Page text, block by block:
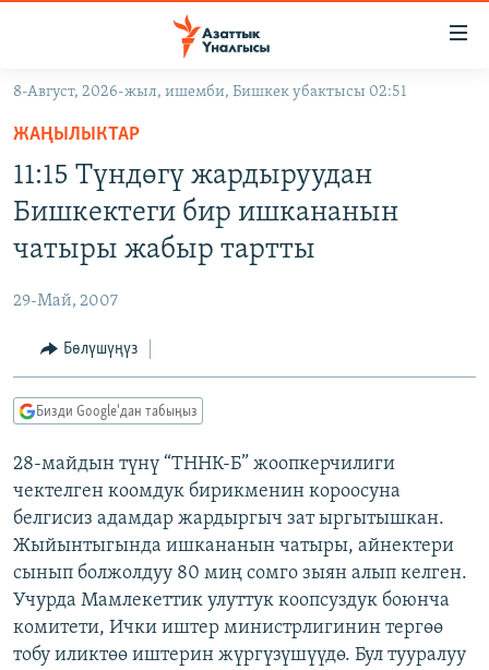
Навигацияга
өтүңүз
салыңызКЫРГЫЗСТАН
МАДАНИЯТ
ТВ ПРОГРАММАЛАР
БҮГҮН АЗАТТЫКТА
ДАНИСТЕ
АЗАТТЫК+
ЫҢГАЙСЫЗ СУРООЛОР
ПОДКАСТ
ОНЛАЙН ШЕРИНЕ
ЭЕ/АРнун бардык сайттары
8-Август, 2026-жыл, ишемби, Бишкек убактысы 02:51
ЖАҢЫЛЫКТАР
11:15 Түндөгү жардыруудан
Бишкектеги бир ишкананын
чатыры жабыр тартты
29-Май, 2007
Бөлүшүңүз
Бизди Google'дан табыңыз
28-майдын түнү “ТННК-Б” жоопкерчилиги
чектелген коомдук бирикменин короосуна
белгисиз адамдар жардыргыч зат ыргытышкан.
Жыйынтыгында ишкананын чатыры, айнектери
сынып болжолдуу 80 миң сомго зыян алып келген.
Учурда Мамлекеттик улуттук коопсуздук боюнча
комитети, Ички иштер министрлигинин тергөө
тобу иликтөө иштерин жүргүзүшүүдө. Бул тууралуу